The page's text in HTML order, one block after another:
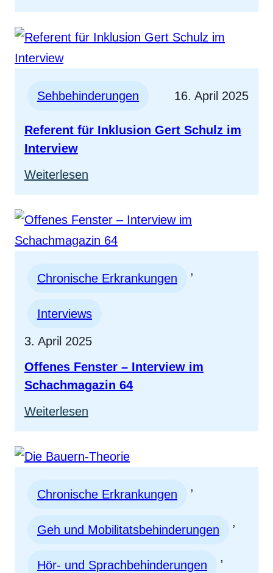
„Kleiner
Meister“
Sehbehinderungen
16. April 2025
Referent für Inklusion Gert Schulz im
Interview
Weiterlesen
Referent
für
Inklusion
Schulz
Interview
Chronische Erkrankungen
,
Interviews
3. April 2025
Offenes Fenster – Interview im
Schachmagazin 64
Weiterlesen
Offenes
Fenster
Interview
Schachmagazin
Chronische Erkrankungen
,
Geh und Mobilitatsbehinderungen
,
Hör- und Sprachbehinderungen
,